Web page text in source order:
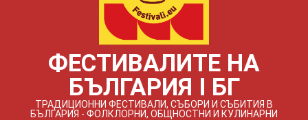
ФЕСТИВАЛИТЕ НА
БЪЛГАРИЯ I БГ
ТРАДИЦИОННИ ФЕСТИВАЛИ, СЪБОРИ И СЪБИТИЯ В
БЪЛГАРИЯ - ФОЛКЛОРНИ, ОБЩНОСТНИ И КУЛИНАРНИ